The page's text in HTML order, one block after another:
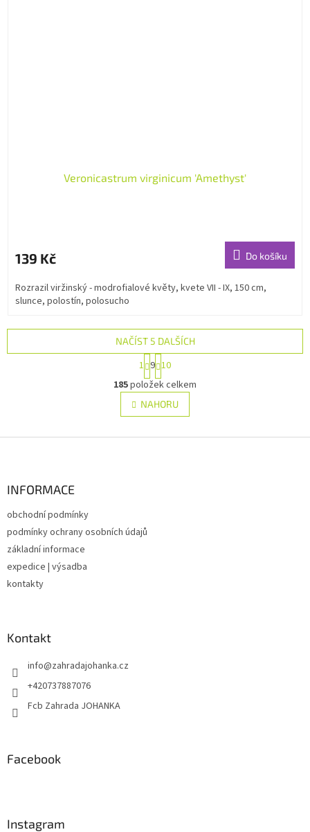
Veronicastrum virginicum 'Amethyst'
139 Kč Do košíku
Rozrazil viržinský - modrofialové květy, kvete VII - IX, 150 cm,
slunce, polostín, polosucho
O
v
l
á
NAČÍST 5 DALŠÍCH
S
t
r
á
n
k
v
1 9 10
185položek celkem
NAHORU
INFORMACE
obchodní podmínky
podmínky ochrany osobních údajů
základní informace
expedice | výsadba
kontakty
Kontakt
info@zahradajohanka.cz
+420737887076
Fcb Zahrada JOHANKA
Facebook
Instagram